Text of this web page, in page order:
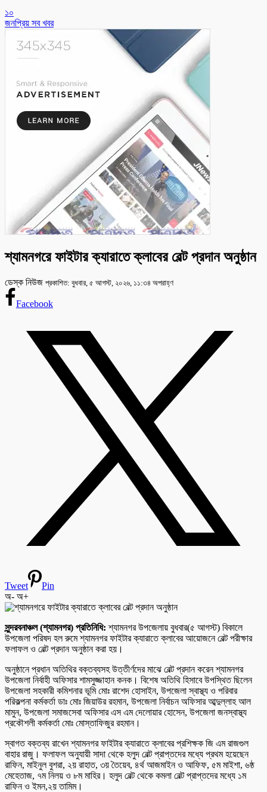
১০
জনপ্রিয় সব খবর
শ্যামনগরে ফাইটার ক্যারাতে ক্লাবের বেল্ট প্রদান অনুষ্ঠান
ডেস্ক নিউজ প্রকাশিত: বুধবার, ৫ আগস্ট, ২০২৬, ১১:৩৪ অপরাহ্ণ
Facebook
Tweet
Pin
অ- অ+
সুন্দরবনাঞ্চল (শ্যামনগর) প্রতিনিধি: শ্যামনগর উপজেলায় বুধবার(৫ আগস্ট) বিকালে
উপজেলা পরিষদ হল রুমে শ্যামনগর ফাইটার ক্যারাতে ক্লাবের আয়োজনে বেল্ট পরীক্ষার
ফলাফল ও বেল্ট প্রদান অনুষ্ঠান করা হয়।
অনুষ্ঠানে প্রধান অতিথির বক্তব্যসহ উত্তীর্ণদের মাঝে বেল্ট প্রদান করেন শ্যামনগর
উপজেলা নির্বাহী অফিসার শামসুজ্জাহান কনক। বিশেষ অতিথি হিসাবে উপস্থিত ছিলেন
উপজেলা সহকারী কমিশনার ভূমি মোঃ রাশেদ হোসাইন, উপজেলা স্বাস্থ্য ও পরিবার
পরিকল্পনা কর্মকর্তা ডাঃ মোঃ জিয়াউর রহমান, উপজেলা নির্বাচন অফিসার আব্দুল্লাহ আল
মামুন, উপজেলা সমাজসেবা অফিসার এস এম দেলোয়ার হোসেন, উপজেলা জনস্বাস্থ্য
প্রকৌশলী কর্মকর্তা মোঃ মোস্তাফিজুর রহমান।
স্বাগত বক্তব্য রাখেন শ্যামনগর ফাইটার ক্যারাতে ক্লাবের প্রশিক্ষক জি এম রাজগুল
বাহার রাজু। ফলাফল অনুযায়ী সাদা থেকে হলুদ বেল্ট প্রাপ্তদের মধ্যে প্রথম হয়েছেন
রাফিন, মাইনুল বুশরা, ২য় রাহাত, ৩য় তৈয়েব, ৪র্থ আজমাইন ও আফিফ, ৫ম মাইশা, ৬ষ্ঠ
মেহেতাজ, ৭ম নিলয় ও ৮ম মাহির। হলুদ বেল্ট থেকে কমলা বেল্ট প্রাপ্তদের মধ্যে ১ম
রাফিন ও ইমন,২য় তামিম।